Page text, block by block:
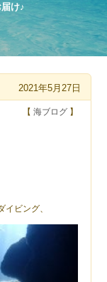
け♪
2021年5月27日
【 海ブログ】
ビング、